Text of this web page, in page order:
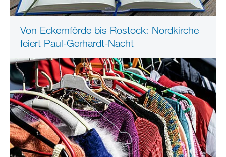
Von Eckernförde bis Rostock: Nordkirche
feiert Paul-Gerhardt-Nacht